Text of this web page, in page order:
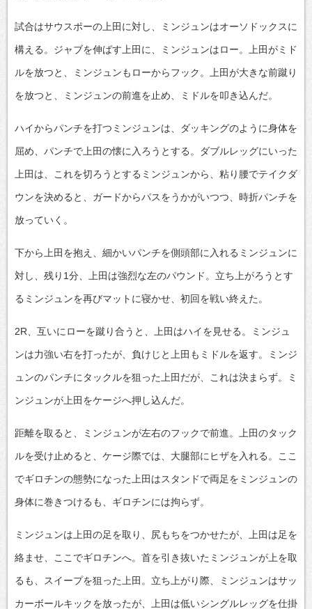
試合はサウスポーの上田に対し、ミンジュンはオーソドックスに
構える。ジャブを伸ばす上田に、ミンジュンはロー。上田がミド
ルを放つと、ミンジュンもローからフック。上田が大きな前蹴り
を放つと、ミンジュンの前進を止め、ミドルを叩き込んだ。
ハイからパンチを打つミンジュンは、ダッキングのように身体を
屈め、パンチで上田の懐に入ろうとする。ダブルレッグにいった
上田は、これを切ろうとするミンジュンから、粘り腰でテイクダ
ウンを決めると、ガードからパスをうかがいつつ、時折パンチを
放っていく。
下から上田を抱え、細かいパンチを側頭部に入れるミンジュンに
対し、残り1分、上田は強烈な左のパウンド。立ち上がろうとす
るミンジュンを再びマットに寝かせ、初回を戦い終えた。
2R、互いにローを蹴り合うと、上田はハイを見せる。ミンジュ
ンは力強い右を打ったが、負けじと上田もミドルを返す。ミンジ
ュンのパンチにタックルを狙った上田だが、これは決まらず。ミ
ンジュンが上田をケージへ押し込んだ。
距離を取ると、ミンジュンが左右のフックで前進。上田のタック
ルを受け止めると、ケージ際では、大腿部にヒザを入れる。ここ
でギロチンの態勢になった上田はスタンドで両足をミンジュンの
身体に巻きつけるも、ギロチンには拘らず。
ミンジュンは上田の足を取り、尻もちをつかせたが、上田は足を
絡ませ、ここでギロチンへ。首を引き抜いたミンジュンが上を取
るも、スイープを狙った上田。立ち上がり際、ミンジュンはサッ
カーボールキックを放ったが、上田は低いシングルレッグを仕掛